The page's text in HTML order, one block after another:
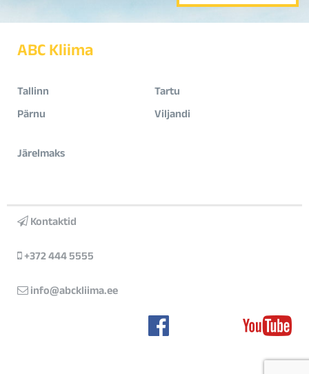
ABC Kliima
Tallinn
Tartu
Pärnu
Viljandi
Järelmaks
Kontaktid
+372 444 5555
info@abckliima.ee